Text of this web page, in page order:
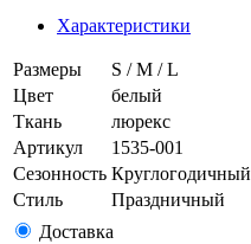
Характеристики
Размеры
S / M / L
Цвет
белый
Ткань
люрекс
Артикул
1535-001
Сезонность Круглогодичный
Стиль
Праздничный
Доставка